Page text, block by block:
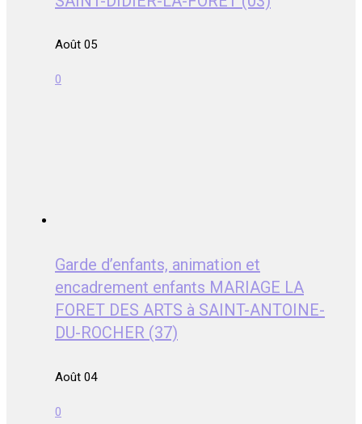
Août 05
0
Garde d’enfants, animation et
encadrement enfants MARIAGE LA
FORET DES ARTS à SAINT-ANTOINE-
DU-ROCHER (37)
Août 04
0